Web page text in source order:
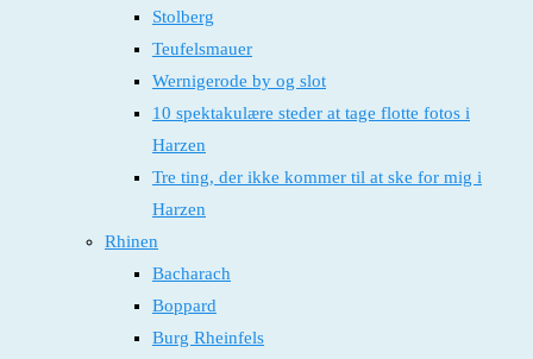
Stolberg
Teufelsmauer
Wernigerode by og slot
10 spektakulære steder at tage flotte fotos i
Harzen
Tre ting, der ikke kommer til at ske for mig i
Harzen
Rhinen
Bacharach
Boppard
Burg Rheinfels